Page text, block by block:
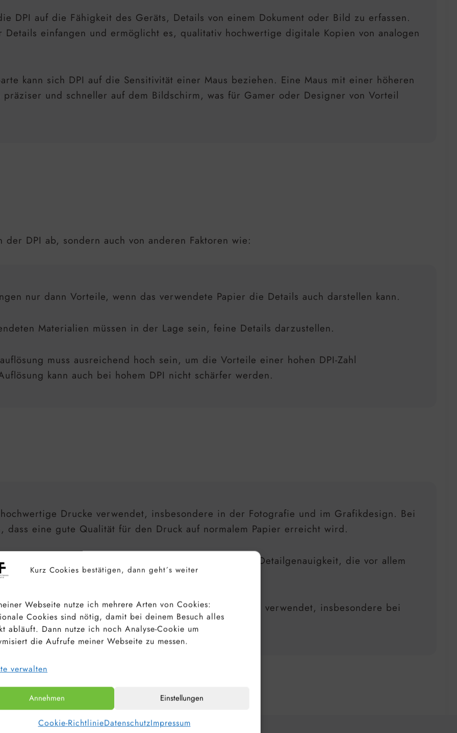
Kurz Cookies bestätigen, dann geht´s weiter
Webseite nutze ich mehrere Arten von Cookies:
Cookies sind nötig, damit bei deinem Besuch alles
abläuft. Dann nutze ich noch Analyse-Cookie um
die Aufrufe meiner Webseite zu messen.
verwalten
Annehmen Einstellungen
Cookie-RichtlinieDatenschutzImpressum
DPI auf die Fähigkeit des Geräts, Details von einem Dokument oder Bild zu erfassen.
Details einfangen und ermöglicht es, qualitativ hochwertige digitale Kopien von analogen
kann sich DPI auf die Sensitivität einer Maus beziehen. Eine Maus mit einer höheren
und schneller auf dem Bildschirm, was für Gamer oder Designer von Vorteil
DPI ab, sondern auch von anderen Faktoren wie:
nur dann Vorteile, wenn das verwendete Papier die Details auch darstellen kann.
Materialien müssen in der Lage sein, feine Details darzustellen.
muss ausreichend hoch sein, um die Vorteile einer hohen DPI-Zahl
kann auch bei hohem DPI nicht schärfer werden.
Drucke verwendet, insbesondere in der Fotografie und im Grafikdesign. Bei
dass eine gute Qualität für den Druck auf normalem Papier erreicht wird.
zu finden, bietet dieser Wert eine hervorragende Detailgenauigkeit, die vor allem
Zahlen werden meist in speziellen Druckanwendungen verwendet, insbesondere bei
Drucken.